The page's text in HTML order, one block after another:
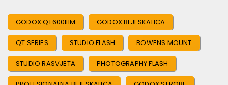
GODOX QT600IIIM GODOX BLJESKALICA
QT SERIES STUDIO FLASH BOWENS MOUNT
STUDIO RASVJETA PHOTOGRAPHY FLASH